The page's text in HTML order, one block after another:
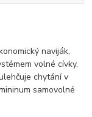
naviják,
volné cívky,
chytání v
samovolné